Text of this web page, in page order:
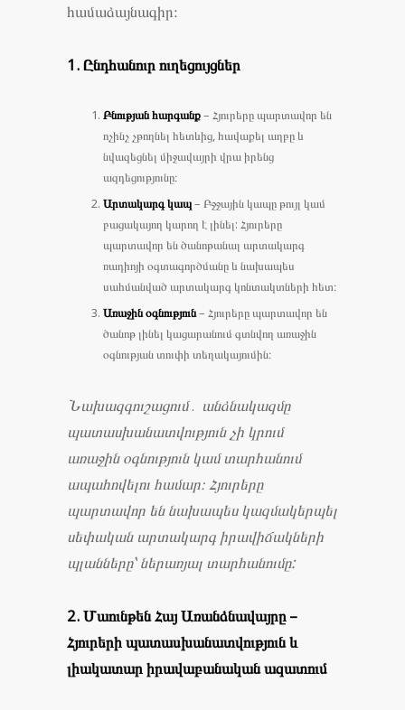
համաձայնագիր։
1. Ընդհանուր ուղեցույցներ
Բնության հարգանք– Հյուրերը պարտավոր են
ոչինչ չթողնել հետևից, հավաքել աղբը և
նվազեցնել միջավայրի վրա իրենց
ազդեցությունը։
Արտակարգ կապ– Բջջային կապը թույլ կամ
բացակայող կարող է լինել: Հյուրերը
պարտավոր են ծանոթանալ արտակարգ
ռադիոյի օգտագործմանը և նախապես
սահմանված արտակարգ կոնտակտների հետ։
Առաջին օգնություն– Հյուրերը պարտավոր են
ծանոթ լինել կացարանում գտնվող առաջին
օգնության տուփի տեղակայումին։
Նախազգուշացում․ անձնակազմը
պատասխանատվություն չի կրում
առաջին օգնություն կամ տարհանում
ապահովելու համար։ Հյուրերը
պարտավոր են նախապես կազմակերպել
սեփական արտակարգ իրավիճակների
պլանները՝ ներառյալ տարհանումը:
2. Մաունթեն Հայ Առանձնավայրը –
Հյուրերի պատասխանատվություն և
լիակատար իրավաբանական ազատում